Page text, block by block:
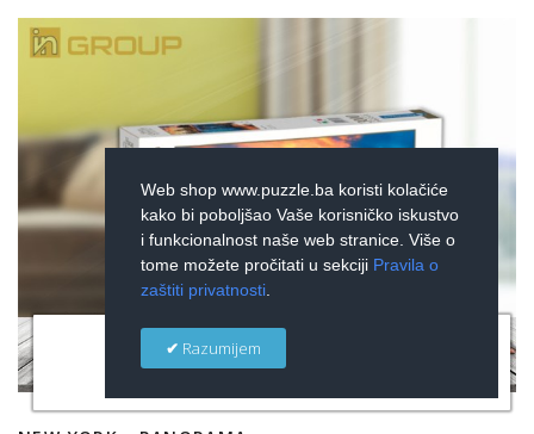
Web shop www.puzzle.ba koristi kolačiće
kako bi poboljšao Vaše korisničko iskustvo
i funkcionalnost naše web stranice. Više o
tome možete pročitati u sekciji Pravila o
zaštiti privatnosti.
Razumijem